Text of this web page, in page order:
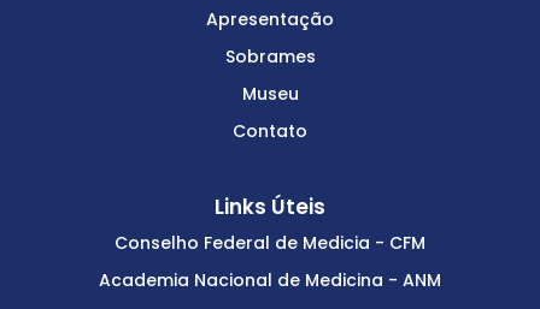
Apresentação
Sobrames
Museu
Contato
Links Úteis
Conselho Federal de Medicia - CFM
Academia Nacional de Medicina - ANM